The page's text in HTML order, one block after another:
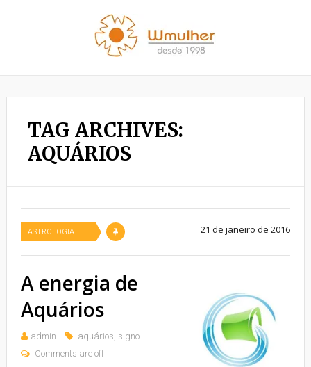
TAG ARCHIVES:
AQUÁRIOS
ASTROLOGIA 21 de janeiro de 2016
A energia de
Aquários
admin aquários, signo
Comments are off